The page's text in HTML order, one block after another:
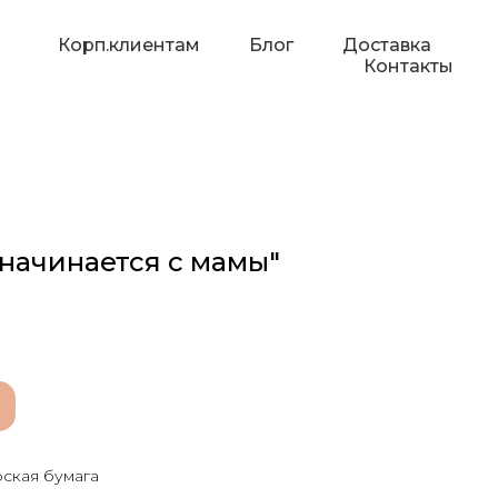
Корп.клиентам Блог
Доставка
Контакты
с мамы"
бумага